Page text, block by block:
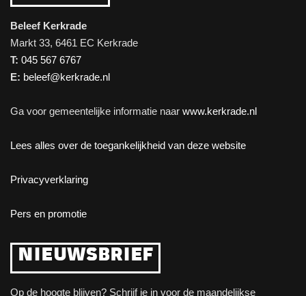
Beleef Kerkrade
Markt 33, 6461 EC Kerkrade
T: 045 567 6767
E: beleef@kerkrade.nl
Ga voor gemeentelijke informatie naar www.kerkrade.nl
Lees alles over de toegankelijkheid van deze website
Privacyverklaring
Pers en promotie
NIEUWSBRIEF
Op de hoogte blijven? Schrijf je in voor de maandelijkse